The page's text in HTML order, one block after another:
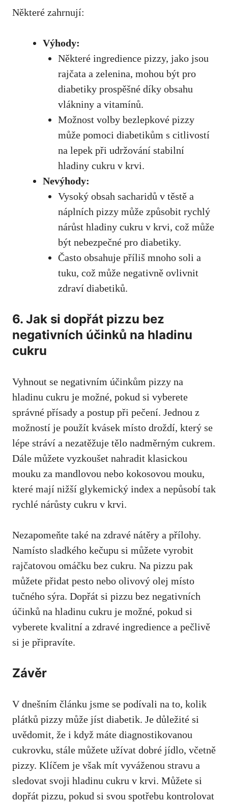
Některé​ zahrnují:
Výhody:
Některé ingredience pizzy,‌ jako jsou
rajčata a⁢ zelenina, mohou​ být ‍pro
diabetiky prospěšné díky obsahu
vlákniny a vitamínů.
Možnost volby bezlepkové pizzy
může pomoci diabetikům s citlivostí⁣
na ​lepek při udržování stabilní
hladiny cukru v⁤ krvi.
Nevýhody:
Vysoký obsah ‍sacharidů v těstě⁣ a
náplních pizzy ‌může způsobit rychlý
⁢nárůst ⁣hladiny cukru⁤ v krvi, ⁤což může
být nebezpečné pro ‍diabetiky.
Často‌ obsahuje příliš ⁢mnoho⁤ soli a
tuku, což může negativně ovlivnit
zdraví diabetiků.
6. Jak si‌ dopřát pizzu bez
negativních účinků na hladinu
cukru
Vyhnout se negativním účinkům pizzy na
hladinu cukru ​je možné, pokud si ⁤vyberete
správné⁤ přísady⁢ a postup při pečení. Jednou z
⁣možností ​je použít ‌kvásek‍ místo droždí, který ​se
lépe stráví a nezatěžuje tělo⁣ nadměrným cukrem.
⁣Dále můžete vyzkoušet nahradit klasickou ​
mouku za mandlovou nebo kokosovou mouku,
které mají nižší glykemický index a nepůsobí tak
rychlé nárůsty​ cukru v krvi.
Nezapomeňte také ⁣na zdravé ⁤nátěry a přílohy.⁢
Namísto sladkého kečupu si můžete vyrobit
rajčatovou omáčku bez‌ cukru. ‌Na pizzu‍ pak
můžete přidat pesto⁤ nebo olivový olej místo​
tučného sýra. Dopřát si pizzu bez negativních
⁣účinků ​na hladinu⁣ cukru ⁤je možné, pokud si
vyberete‌ kvalitní a zdravé ingredience a​ pečlivě
⁢si je připravíte.
Závěr
V⁢ dnešním článku​ jsme se podívali na to, kolik⁤
plátků ⁢pizzy může jíst diabetik. Je důležité ‌si‍
uvědomit, že‍ i když‌ máte diagnostikovanou
cukrovku, stále můžete⁢ užívat dobré jídlo, včetně
pizzy.​ Klíčem ⁢je však mít vyváženou stravu ⁤a
sledovat svoji hladinu cukru ‌ v ‌krvi. Můžete si
dopřát pizzu,‌ pokud si ⁣svou spotřebu ⁢kontrolovat